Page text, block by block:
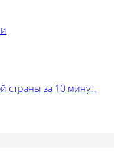
страны за 10 минут.